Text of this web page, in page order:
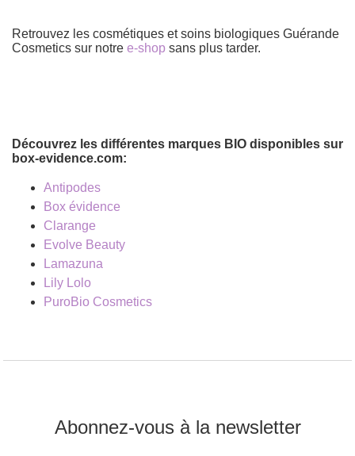
Retrouvez les cosmétiques et soins biologiques Guérande
Cosmetics sur notre e-shop sans plus tarder.
Découvrez les différentes marques BIO disponibles sur
box-evidence.com:
Antipodes
Box évidence
Clarange
Evolve Beauty
Lamazuna
Lily Lolo
PuroBio Cosmetics
Abonnez-vous à la newsletter